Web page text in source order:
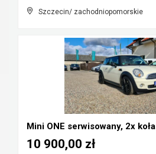
Szczecin/ zachodniopomorskie
Mini ONE serwisowany, 2x koła
10 900,00 zł